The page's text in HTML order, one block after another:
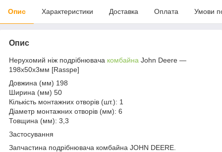
Опис Характеристики Доставка Оплата Умови
Опис
Нерухомий ніж подрібнювача комбайна John Deere —
198х50х3мм [Rasspe]
Довжина (мм) 198
Ширина (мм) 50
Кількість монтажних отворів (шт.): 1
Діаметр монтажних отворів (мм): 6
Товщина (мм): 3,3
Застосування
Запчастина подрібнювача комбайна JOHN DEERE.